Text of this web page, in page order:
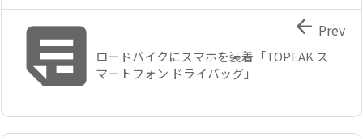
ロードバイクにスマホを装着「TOPEAK ス
マートフォン ドライバッグ」
 Prev